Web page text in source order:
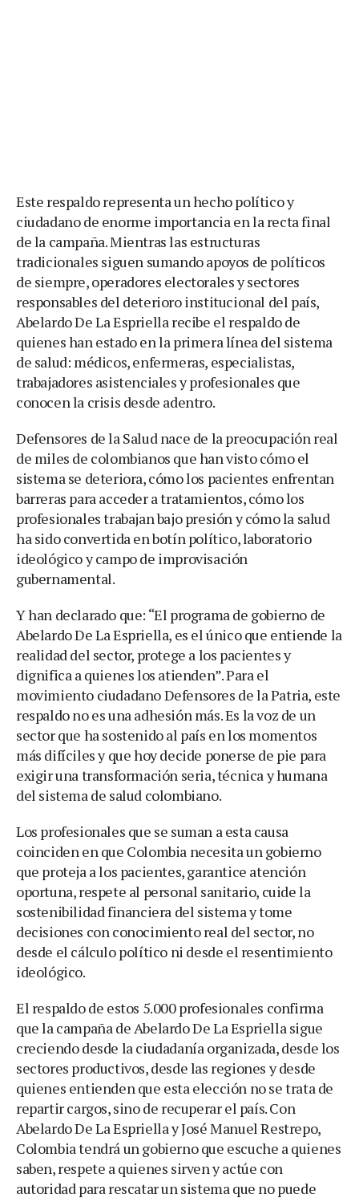
Este respaldo representa un hecho político y
ciudadano de enorme importancia en la recta final
de la campaña. Mientras las estructuras
tradicionales siguen sumando apoyos de políticos
de siempre, operadores electorales y sectores
responsables del deterioro institucional del país,
Abelardo De La Espriella recibe el respaldo de
quienes han estado en la primera línea del sistema
de salud: médicos, enfermeras, especialistas,
trabajadores asistenciales y profesionales que
conocen la crisis desde adentro.
Defensores de la Salud nace de la preocupación real
de miles de colombianos que han visto cómo el
sistema se deteriora, cómo los pacientes enfrentan
barreras para acceder a tratamientos, cómo los
profesionales trabajan bajo presión y cómo la salud
ha sido convertida en botín político, laboratorio
ideológico y campo de improvisación
gubernamental.
Y han declarado que: “El programa de gobierno de
Abelardo De La Espriella, es el único que entiende la
realidad del sector, protege a los pacientes y
dignifica a quienes los atienden”. Para el
movimiento ciudadano Defensores de la Patria, este
respaldo no es una adhesión más. Es la voz de un
sector que ha sostenido al país en los momentos
más difíciles y que hoy decide ponerse de pie para
exigir una transformación seria, técnica y humana
del sistema de salud colombiano.
Los profesionales que se suman a esta causa
coinciden en que Colombia necesita un gobierno
que proteja a los pacientes, garantice atención
oportuna, respete al personal sanitario, cuide la
sostenibilidad financiera del sistema y tome
decisiones con conocimiento real del sector, no
desde el cálculo político ni desde el resentimiento
ideológico.
El respaldo de estos 5.000 profesionales confirma
que la campaña de Abelardo De La Espriella sigue
creciendo desde la ciudadanía organizada, desde los
sectores productivos, desde las regiones y desde
quienes entienden que esta elección no se trata de
repartir cargos, sino de recuperar el país. Con
Abelardo De La Espriella y José Manuel Restrepo,
Colombia tendrá un gobierno que escuche a quienes
saben, respete a quienes sirven y actúe con
autoridad para rescatar un sistema que no puede